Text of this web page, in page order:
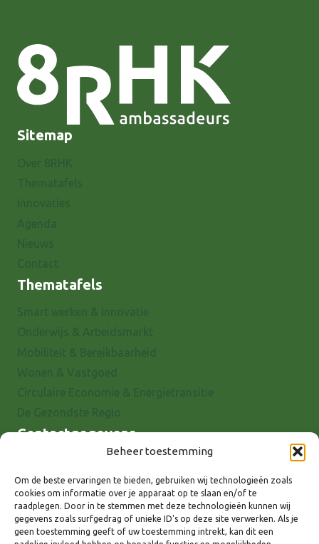
Beheer toestemming
Om de beste ervaringen te bieden, gebruiken wij technologieën zoals
cookies om informatie over je apparaat op te slaan en/of te
raadplegen. Door in te stemmen met deze technologieën kunnen wij
gegevens zoals surfgedrag of unieke ID's op deze site verwerken. Als je
geen toestemming geeft of uw toestemming intrekt, kan dit een
Sitemap
Thematafels
Contactgegevens
7001 EX Doetinchem
E-mail: info@8rhk.nl
Telefoonnummers
Privacyverklaring